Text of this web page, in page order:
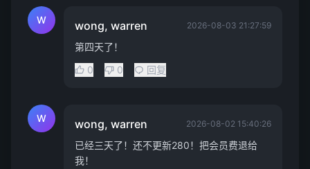
W wong, warren 2026-08-03 21:27:59
第四天了！
0
0 回复
W wong, warren 2026-08-02 15:40:26
已经三天了！还不更新280！把会员费退给
我！